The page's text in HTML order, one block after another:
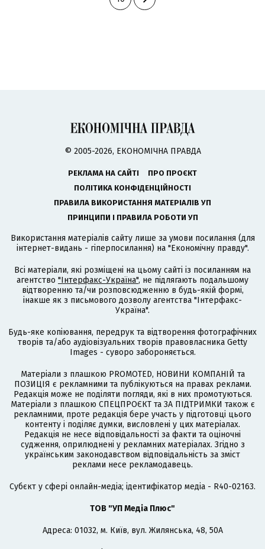
© 2005-2026, ЕКОНОМІЧНА ПРАВДА
РЕКЛАМА НА САЙТІ
ПРО ПРОЄКТ
ПОЛІТИКА КОНФІДЕНЦІЙНОСТІ
ПРАВИЛА ВИКОРИСТАННЯ МАТЕРІАЛІВ УП
ПРИНЦИПИ І ПРАВИЛА РОБОТИ УП
Використання матеріалів сайту лише за умови посилання (для
інтернет-видань - гіперпосилання) на "Економічну правду".
Всі матеріали, які розміщені на цьому сайті із посиланням на
агентство "Інтерфакс-Україна", не підлягають подальшому
відтворенню та/чи розповсюдженню в будь-якій формі,
інакше як з письмового дозволу агентства "Інтерфакс-
Україна".
Будь-яке копіювання, передрук та відтворення фотографічних
творів та/або аудіовізуальних творів правовласника Getty
Images - суворо забороняється.
Матеріали з плашкою PROMOTED, НОВИНИ КОМПАНІЙ та
ПОЗИЦІЯ є рекламними та публікуються на правах реклами.
Редакція може не поділяти погляди, які в них промотуються.
Матеріали з плашкою СПЕЦПРОЄКТ та ЗА ПІДТРИМКИ також є
рекламними, проте редакція бере участь у підготовці цього
контенту і поділяє думки, висловлені у цих матеріалах.
Редакція не несе відповідальності за факти та оціночні
судження, оприлюднені у рекламних матеріалах. Згідно з
українським законодавством відповідальність за зміст
реклами несе рекламодавець.
Cубєкт у сфері онлайн-медіа; ідентифікатор медіа - R40-02163.
ТОВ "УП Медіа Плюс"
Адреса: 01032, м. Київ, вул. Жилянська, 48, 50А